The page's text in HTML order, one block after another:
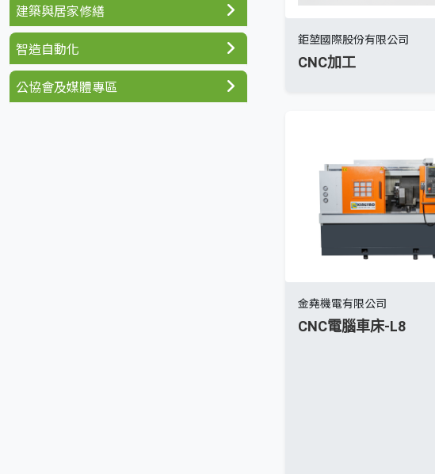
鉅堃國際股份有限公司
CNC加工
金堯機電有限公司
CNC電腦車床-L8
建築與居家修繕
智造自動化
公協會及媒體專區